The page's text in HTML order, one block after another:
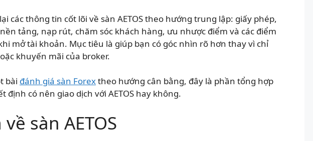
các thông tin cốt lõi về sàn AETOS theo hướng trung lập: giấy phép,
tảng, nạp rút, chăm sóc khách hàng, ưu nhược điểm và các điểm
mở tài khoản. Mục tiêu là giúp bạn có góc nhìn rõ hơn thay vì chỉ
khuyến mãi của broker.
bài đánh giá sàn Forextheo hướng cân bằng, đây là phần tổng hợp
định có nên giao dịch với AETOS hay không.
sàn AETOS